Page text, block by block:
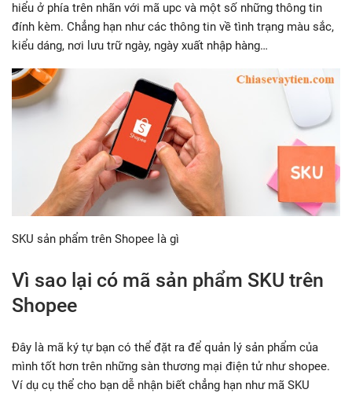
hiểu ở phía trên nhãn với mã upc và một số những thông tin
đính kèm. Chẳng hạn như các thông tin về tình trạng màu sắc,
kiểu dáng, nơi lưu trữ ngày, ngày xuất nhập hàng…
SKU sản phẩm trên Shopee là gì
Vì sao lại có mã sản phẩm SKU trên
Shopee
Đây là mã ký tự bạn có thể đặt ra để quản lý sản phẩm của
mình tốt hơn trên những sàn thương mại điện tử như shopee.
Ví dụ cụ thể cho bạn dễ nhận biết chẳng hạn như mã SKU